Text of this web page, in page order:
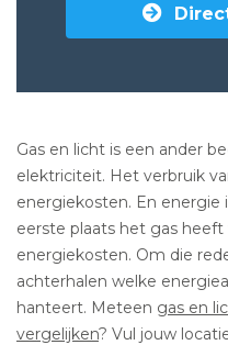
Gas en licht is een ander
elektriciteit. Het verbruik
energiekosten. En energie
eerste plaats het gas
energiekosten. Om die
achterhalen welke
hanteert. Meteen gas en
vergelijken? Vul jouw